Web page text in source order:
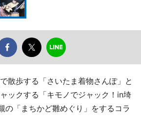
散歩する「さいたま着物さんぽ」と
ックする「キモノでジャック！in埼
の「まちかど雛めぐり」をするコラ